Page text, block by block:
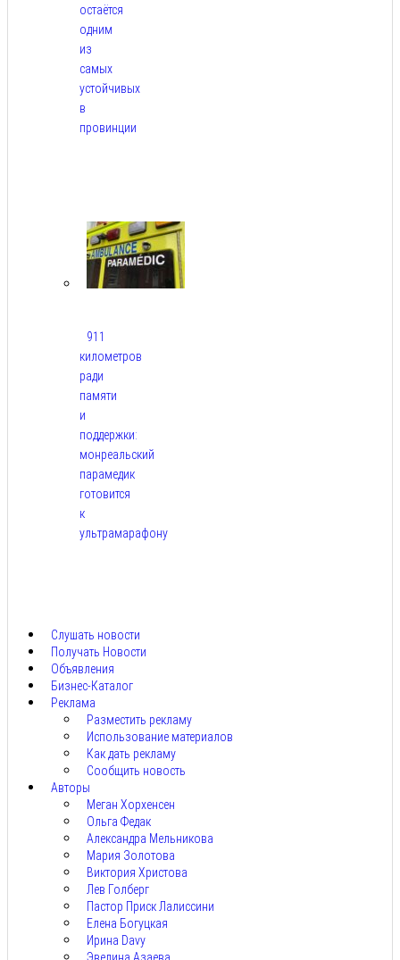
остаётся
одним
из
самых
устойчивых
в
провинции
911
километров
ради
памяти
и
поддержки:
монреальский
парамедик
готовится
к
ультрамарафону
Слушать новости
Получать Новости
Объявления
Бизнес-Каталог
Реклама
Разместить рекламу
Использование материалов
Как дать рекламу
Сообщить новость
Авторы
Меган Хорхенсен
Ольга Федак
Александра Мельникова
Мария Золотова
Виктория Христова
Лев Голберг
Пастор Приск Лалиссини
Елена Богуцкая
Ирина Davy